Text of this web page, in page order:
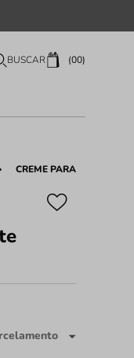
BUSCAR 00
CREME PARA PENTEAR